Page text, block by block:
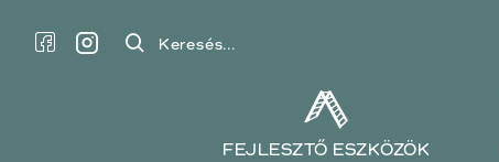
Keresés...
FEJLESZTŐ ESZKÖZÖK